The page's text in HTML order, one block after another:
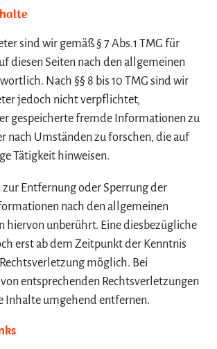
sind wir gemäß § 7 Abs.1 TMG für
diesen Seiten nach den allgemeinen
Nach §§ 8 bis 10 TMG sind wir
jedoch nicht verpflichtet,
gespeicherte fremde Informationen zu
nach Umständen zu forschen, die auf
Tätigkeit hinweisen.
Entfernung oder Sperrung der
nach den allgemeinen
hiervon unberührt. Eine diesbezügliche
erst ab dem Zeitpunkt der Kenntnis
möglich. Bei
entsprechenden Rechtsverletzungen
Inhalte umgehend entfernen.